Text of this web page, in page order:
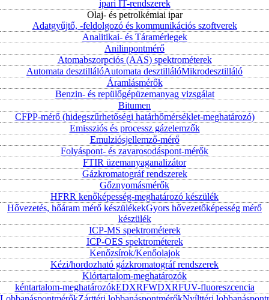
ipari IT-rendszerek
Olaj- és petrolkémiai ipar
Adatgyűjtő, -feldolgozó és kommunikációs szoftverek
Analitikai- és Táramérlegek
Anilinpontmérő
Atomabszorpciós (AAS) spektrométerek
Automata desztillálóAutomata desztillálóMikrodesztilláló
Áramlásmérők
Benzin- és repülőgépüzemanyag vizsgálat
Bitumen
CFPP-mérő (hidegszűrhetőségi határhőmérséklet-meghatározó)
Emissziós és processz gázelemzők
Emulziósjellemző-mérő
Folyáspont- és zavarosodáspont-mérők
FTIR üzemanyaganalizátor
Gázkromatográf rendszerek
Gőznyomásmérők
HFRR kenőképesség-meghatározó készülék
Hővezetés, hőáram mérő készülékekGyors hővezetőképesség mérő
készülék
ICP-MS spektrométerek
ICP-OES spektrométerek
Kenőzsírok/Kenőolajok
Kézi/hordozható gázkromatográf rendszerek
Klórtartalom-meghatározók
kéntartalom-meghatározókEDXRFWDXRFUV-fluoreszcencia